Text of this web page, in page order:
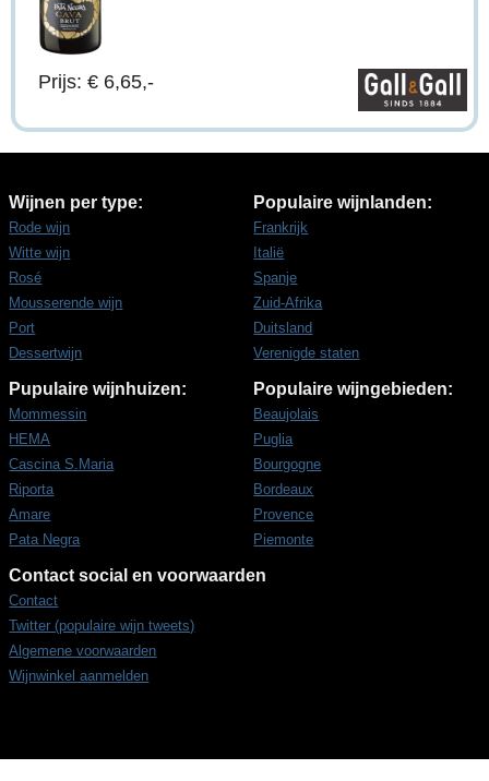
Prijs: € 6,65,-
Wijnen per type:
Rode wijn
Witte wijn
Rosé
Mousserende wijn
Port
Dessertwijn
Populaire wijnlanden:
Frankrijk
Italië
Spanje
Zuid-Afrika
Duitsland
Verenigde staten
Pupulaire wijnhuizen:
Mommessin
HEMA
Cascina S.Maria
Riporta
Amare
Pata Negra
Populaire wijngebieden:
Beaujolais
Puglia
Bourgogne
Bordeaux
Provence
Piemonte
Contact social en voorwaarden
Contact
Twitter (populaire wijn tweets)
Algemene voorwaarden
Wijnwinkel aanmelden